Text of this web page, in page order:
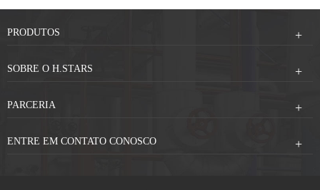
PRODUTOS
SOBRE O H.STARS
PARCERIA
ENTRE EM CONTATO CONOSCO